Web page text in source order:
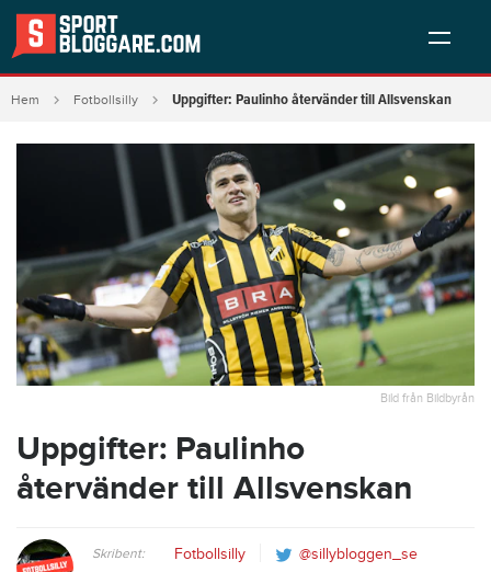
Hem Fotbollsilly Uppgifter: Paulinho återvänder till Allsvenskan
Bild från Bildbyrån
Uppgifter: Paulinho
återvänder till Allsvenskan
Skribent: Fotbollsilly @sillybloggen_se